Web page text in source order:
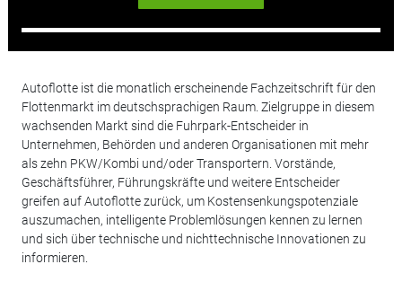
Autoflotte ist die monatlich erscheinende Fachzeitschrift für den
Flottenmarkt im deutschsprachigen Raum. Zielgruppe in diesem
wachsenden Markt sind die Fuhrpark-Entscheider in
Unternehmen, Behörden und anderen Organisationen mit mehr
als zehn PKW/Kombi und/oder Transportern. Vorstände,
Geschäftsführer, Führungskräfte und weitere Entscheider
greifen auf Autoflotte zurück, um Kostensenkungspotenziale
auszumachen, intelligente Problemlösungen kennen zu lernen
und sich über technische und nichttechnische Innovationen zu
informieren.